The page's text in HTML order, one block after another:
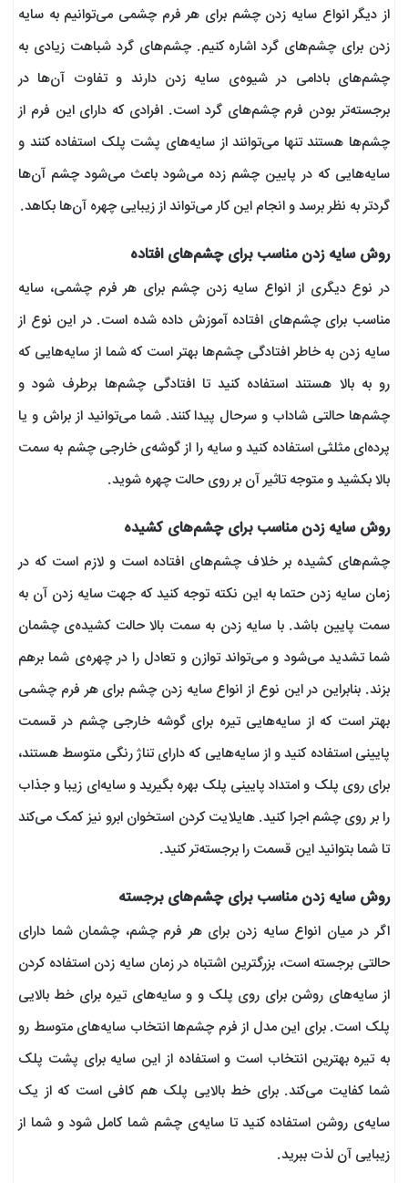
از دیگر انواع سایه زدن چشم برای هر فرم چشمی می‌توانیم به سایه
زدن برای چشم‌های گرد اشاره کنیم‌. چشم‌های گرد شباهت زیادی به
چشم‌های بادامی در شیوه‌ی سایه زدن دارند و تفاوت آن‌ها در
برجسته‌تر بودن فرم چشم‌های گرد است. افرادی که دارای این فرم از
چشم‌ها هستند تنها می‌توانند از سایه‌های پشت پلک استفاده کنند و
سایه‌هایی که در پایین چشم زده می‌شود باعث می‌شود چشم آن‌ها
گردتر به نظر برسد و انجام این کار می‌تواند از زیبایی چهره آن‌ها بکاهد.
روش سایه‌ زدن مناسب برای چشم‌های افتاده
در نوع دیگری از انواع سایه زدن چشم برای هر فرم چشمی، سایه
مناسب برای چشم‌های افتاده آموزش داده شده است. در این نوع از
سایه زدن به خاطر افتادگی چشم‌ها بهتر است که شما از سایه‌هایی که
رو به بالا هستند استفاده کنید تا افتادگی چشم‌ها برطرف شود و
چشم‌ها حالتی شاداب و سرحال پیدا کنند. شما می‌توانید از براش و یا
پرده‌ای مثلثی استفاده کنید و سایه را از گوشه‌ی خارجی چشم به سمت
بالا بکشید و متوجه تاثیر آن بر روی حالت چهره‌ شوید.
روش سایه زدن مناسب برای چشم‌های کشیده
چشم‌های کشیده بر خلاف چشم‌های افتاده است و لازم است که در
زمان سایه زدن حتما به این نکته توجه کنید که جهت سایه زدن آن به
سمت پایین باشد. با سایه زدن به سمت بالا حالت کشیده‌ی چشمان
شما تشدید می‌شود و می‌تواند توازن و تعادل را در چهره‌ی شما برهم
بزند. بنابراین در این نوع از انواع سایه زدن چشم برای هر فرم چشمی
بهتر است که از سایه‌هایی تیره برای گوشه خارجی چشم در قسمت
پایینی استفاده کنید و از سایه‌هایی که دارای تناژ رنگی متوسط هستند،
برای روی پلک و امتداد پایینی پلک بهره بگیرید و سایه‌ای زیبا و جذاب
را بر روی چشم اجرا کنید. هایلایت کردن استخوان ابرو نیز کمک می‌کند
تا شما بتوانید این قسمت را برجسته‌تر کنید.
روش سایه زدن مناسب برای چشم‌های برجسته
اگر در میان انواع سایه زدن برای هر فرم چشم، چشمان شما دارای
حالتی برجسته است، بزرگترین اشتباه در زمان سایه زدن استفاده کردن
از سایه‌های روشن برای روی پلک و و سایه‌های تیره برای خط بالایی
پلک است. برای این مدل از فرم چشم‌ها انتخاب سایه‌های متوسط رو
به تیره بهترین انتخاب است و استفاده از این سایه برای پشت پلک
شما کفایت می‌کند. برای خط بالایی پلک هم کافی است که از یک
سایه‌ی روشن استفاده کنید تا سایه‌ی چشم شما کامل شود و شما از
زیبایی آن لذت ببرید.